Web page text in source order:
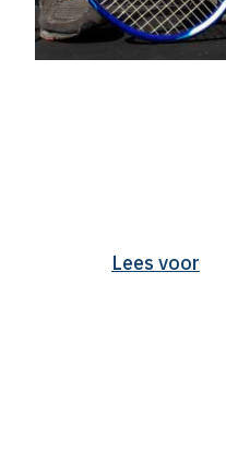
Lees voor